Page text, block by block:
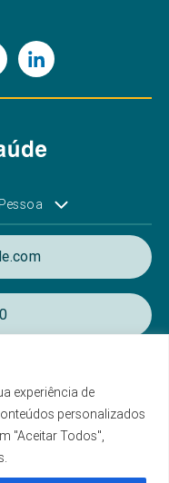
experiência de
personalizados
"Aceitar Todos",
nacional)